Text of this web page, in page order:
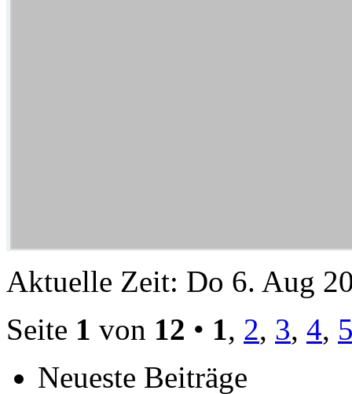
Aktuelle Zeit: Do 6. Aug
Seite 1 von 12 • 1, 2, 3, 4,
Neueste Beiträge